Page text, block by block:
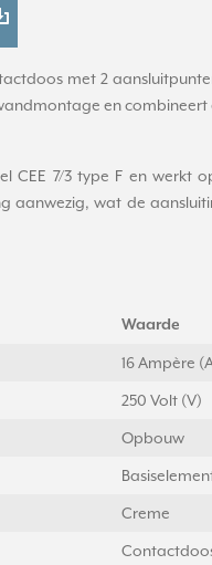
met 2
en
CEE 7/3 type F en werkt
aanwezig, wat de
Waarde
16 Ampère
250 Volt (V)
Opbouw
Creme